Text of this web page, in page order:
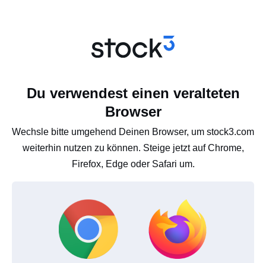
Du verwendest einen veralteten
Browser
Wechsle bitte umgehend Deinen Browser, um stock3.com
weiterhin nutzen zu können. Steige jetzt auf Chrome,
Firefox, Edge oder Safari um.